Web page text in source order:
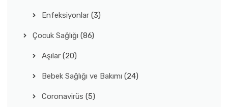
Enfeksiyonlar (3)
Çocuk Sağlığı (86)
Aşılar (20)
Bebek Sağlığı ve Bakımı (24)
Coronavirüs (5)